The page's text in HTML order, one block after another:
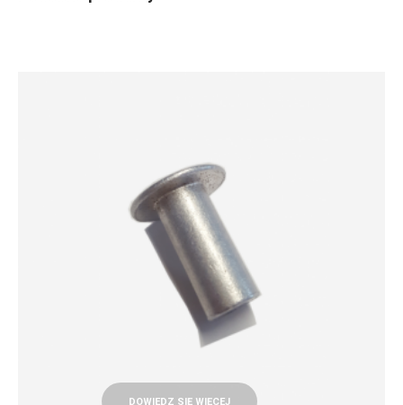
DOWIEDZ SIĘ WIĘCEJ